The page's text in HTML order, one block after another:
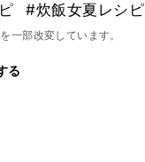
#炊飯女夏レシピ
一部改変しています。
る